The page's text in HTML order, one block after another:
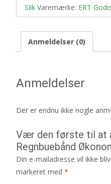
Slik Varemærke: ERT
Anmeldelser (0)
Anmeldelser
Der er endnu ikke nogle
Vær den første til at
Regnbuebånd
Din e-mailadresse vil ikke
markeret med *